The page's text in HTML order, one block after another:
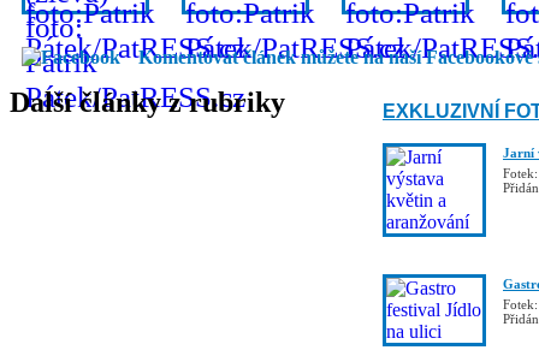
Komentovat článek můžete na naší Facebookové
Další články z rubriky EXKLUZIVNÍ
Jarní